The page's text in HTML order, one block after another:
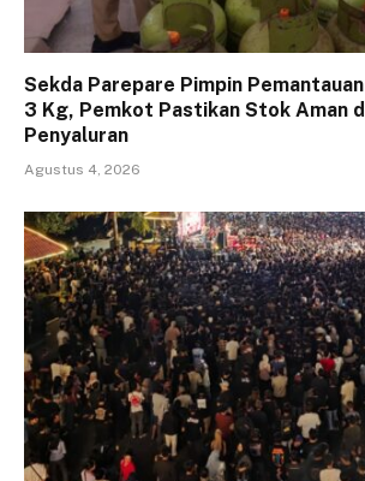
Sekda Parepare Pimpin
3 Kg, Pemkot Pastikan Stok Aman
Penyaluran
Agustus 4, 2026